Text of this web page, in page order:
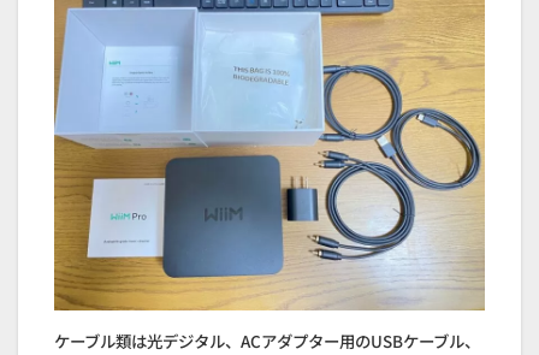
ケーブル類は光デジタル、ACアダプター用のUSBケーブル、